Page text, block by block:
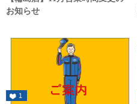
お知らせ
1